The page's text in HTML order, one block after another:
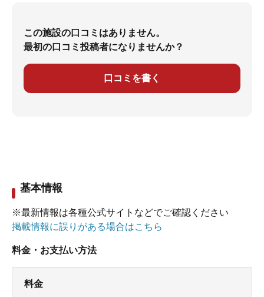
この施設の口コミはありません。
最初の口コミ投稿者になりませんか？
口コミを書く
基本情報
※最新情報は各種公式サイトなどでご確認ください
掲載情報に誤りがある場合はこちら
料金・お支払い方法
料金